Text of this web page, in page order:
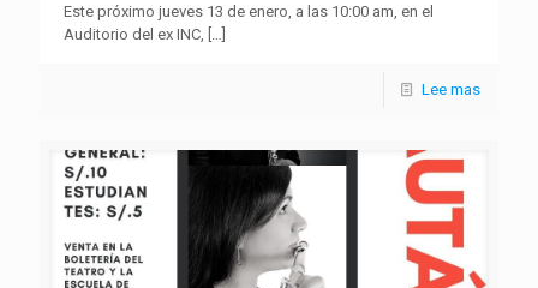
Este próximo jueves 13 de enero, a las 10:00 am, en el
Auditorio del ex INC,
Lee mas